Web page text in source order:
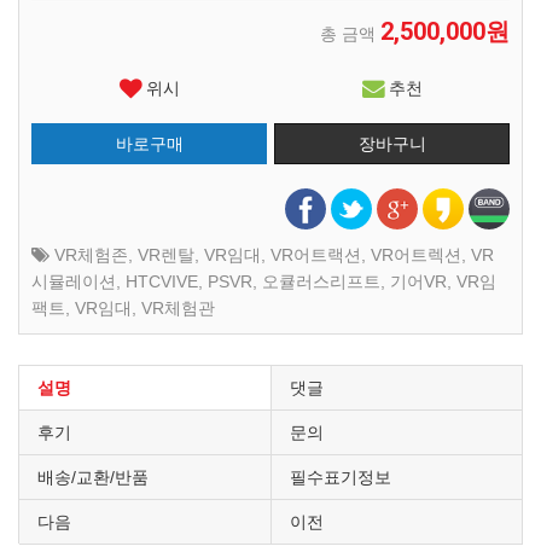
총 금액 2,500,000원
위시 추천
VR체험존 VR렌탈 VR임대 VR어트랙션 VR어트렉션
VR
시뮬레이션
HTCVIVE PSVR 오큘러스리프트 기어VR VR임
팩트
VR임대 VR체험관
설명 댓글
후기 문의
배송/교환/반품 필수표기정보
다음 이전